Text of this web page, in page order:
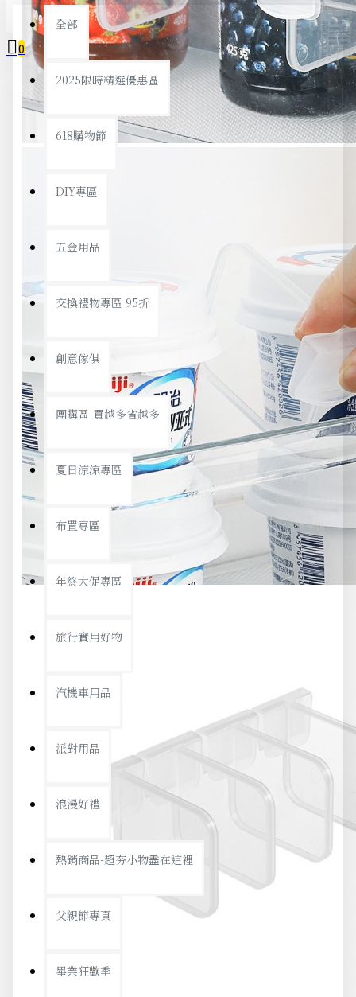
全部
2025限時精選優惠區
618購物節
DIY專區
五金用品
交換禮物專區 95折
創意傢俱
團購區-買越多省越多
夏日涼涼專區
布置專區
年終大促專區
旅行實用好物
汽機車用品
派對用品
浪漫好禮
熱銷商品-超夯小物盡在這裡
父親節專頁
畢業狂歡季
0
您的購物車內沒有商品！